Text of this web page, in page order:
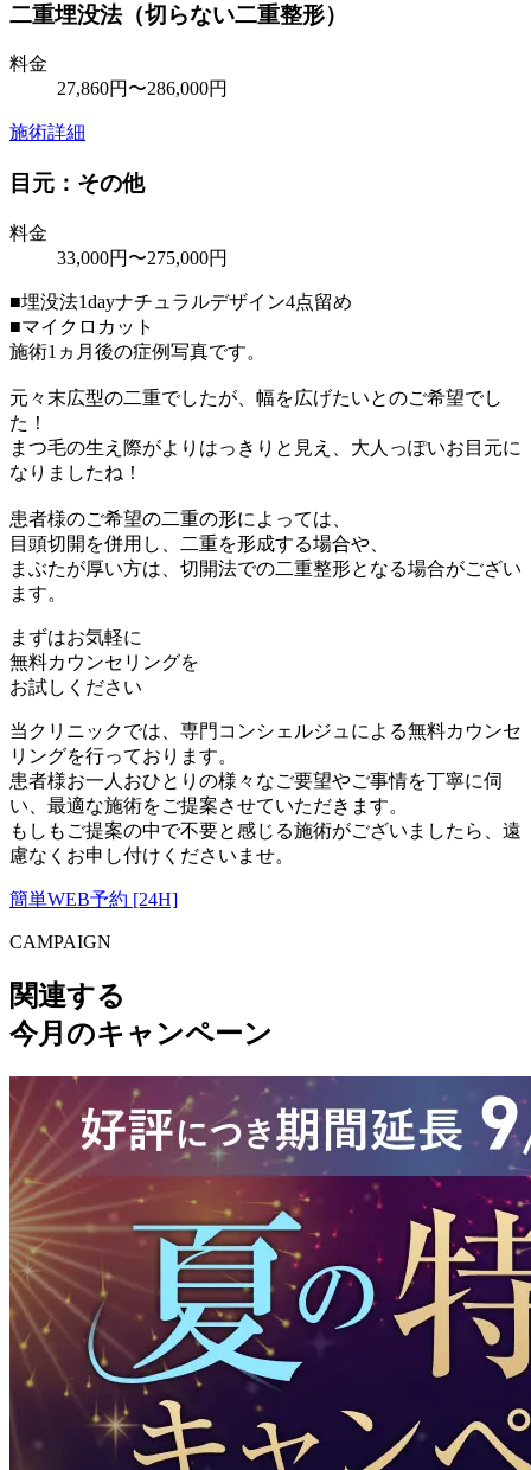
二重埋没法（切らない二重整形）
料金
27,860円〜286,000円
施術詳細
目元：その他
料金
33,000円〜275,000円
■埋没法1dayナチュラルデザイン4点留め
■マイクロカット
施術1ヵ月後の症例写真です。
元々末広型の二重でしたが、幅を広げたいとのご希望でし
た！
まつ毛の生え際がよりはっきりと見え、大人っぽいお目元に
なりましたね！
患者様のご希望の二重の形によっては、
目頭切開を併用し、二重を形成する場合や、
まぶたが厚い方は、切開法での二重整形となる場合がござい
ます。
まずはお気軽に
無料カウンセリングを
お試しください
当クリニックでは、専門コンシェルジュによる無料カウンセ
リングを行っております。
患者様お一人おひとりの様々なご要望やご事情を丁寧に伺
い、最適な施術をご提案させていただきます。
もしもご提案の中で不要と感じる施術がございましたら、遠
慮なくお申し付けくださいませ。
簡単WEB予約 [24H]
CAMPAIGN
関連する
今月のキャンペーン